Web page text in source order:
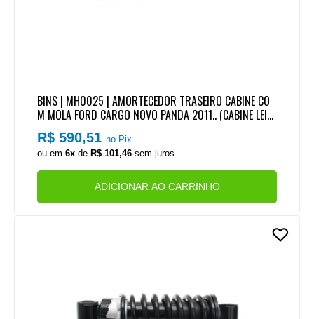
BINS | MH0025 | AMORTECEDOR TRASEIRO CABINE CO
M MOLA FORD CARGO NOVO PANDA 2011.. (CABINE LEIT
O)
R$ 590,51no Pix
ou em6x deR$ 101,46 sem juros
ADICIONAR AO CARRINHO